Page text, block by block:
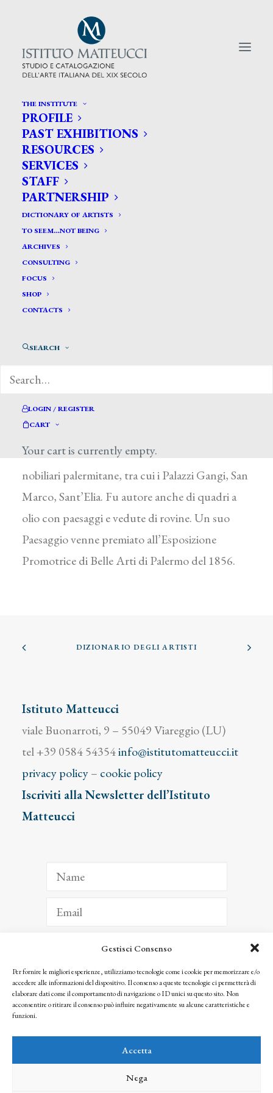
Gestisci Consenso
Per fornire le migliori esperienze, utilizziamo tecnologie come i cookie per memorizzare e/o
accedere alle informazioni del dispositivo. Il consenso a queste tecnologie ci permetterà di
elaborare dati come il comportamento di navigazione o ID unici su questo sito. Non
acconsentire o ritirare il consenso può influire negativamente su alcune caratteristiche e
funzioni.
Accetta
Nega
THE INSTITUTE
PROFILE
PAST EXHIBITIONS
RESOURCES
SERVICES
STAFF
PARTNERSHIP
DICTIONARY OF ARTISTS
TO SEEM…NOT BEING
ARCHIVES
CONSULTING
FOCUS
SHOP
CONTACTS
SEARCH
LOGIN / REGISTER
CART
Your cart is currently empty.
CERCA TRA GLI ARTISTI:
Search
for:
Lentini Giovanni *
Trapani 1829 – 1890
locale per la sua attività di scenografo del teatro
Carolino di Palermo (poi teatro Bellini) e di
decoratore d’interni. Lavorò in diverse dimore
nobiliari palermitane, tra cui i Palazzi Gangi, San
Marco, Sant’Elia. Fu autore anche di quadri a
olio con paesaggi e vedute di rovine. Un suo
Paesaggio venne premiato all’Esposizione
Promotrice di Belle Arti di Palermo del 1856.
DIZIONARIO DEGLI ARTISTI
Istituto Matteucci
viale Buonarroti, 9 – 55049 Viareggio (LU)
tel +39 0584 54354info@istitutomatteucci.it
privacy policy– cookie policy
Iscriviti alla Newsletter dell’Istituto
Matteucci
ISCRIVITI
Facendo clic per iscriverti, riconosci che le tue informazioni saranno trattate
seguendo la nostra Privacy Policy
© 2025 Istituto Matteucci. All right reserved
l’autorizzazione scritta dei proprietari dei diritti e dell’Istituto Matteucci